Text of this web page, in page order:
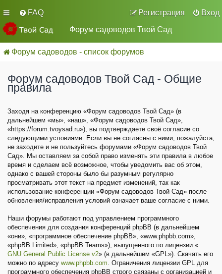
FAQ Вход
Регистрация
Форум садоводов Твой Сад
Форум садоводов - список форумов
Форум садоводов Твой Сад - Общие
правила
Заходя на конференцию «Форум садоводов Твой Сад» (в
дальнейшем «мы», «наш», «Форум садоводов Твой Сад»,
«https://forum.tvoysad.ru»), вы подтверждаете своё согласие со
следующими условиями. Если вы не согласны с ними, пожалуйста,
не заходите и не пользуйтесь форумами «Форум садоводов Твой
Сад». Мы оставляем за собой право изменять эти правила в любое
время и сделаем всё возможное, чтобы уведомить вас об этом,
однако с вашей стороны было бы разумным регулярно
просматривать этот текст на предмет изменений, так как
использование конференции «Форум садоводов Твой Сад» после
обновления/исправления условий означает ваше согласие с ними.
Наши форумы работают под управлением программного
обеспечения для создания конференций phpBB (в дальнейшем
«они», «программное обеспечение phpBB», «www.phpbb.com»,
«phpBB Limited», «phpBB Teams»), выпущенного по лицензии «
GNU General Public License v2» (в дальнейшем «GPL»). Скачать его
можно по адресу www.phpbb.com. Ограничения лицензии GPL для
программного обеспечения phpBB строго связаны с организацией и